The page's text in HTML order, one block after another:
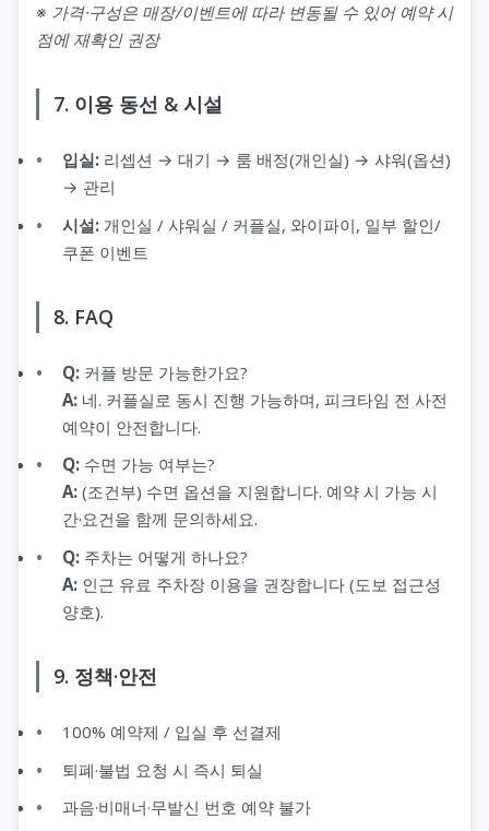
※ 가격·구성은 매장/이벤트에 따라 변동될 수 있어 예약 시
점에 재확인 권장
7. 이용 동선 & 시설
입실: 리셉션 → 대기 → 룸 배정(개인실) → 샤워(옵션)
→ 관리
시설: 개인실 / 샤워실 / 커플실, 와이파이, 일부 할인/
쿠폰 이벤트
8. FAQ
Q: 커플 방문 가능한가요?
A: 네. 커플실로 동시 진행 가능하며, 피크타임 전 사전
예약이 안전합니다.
Q: 수면 가능 여부는?
A: (조건부) 수면 옵션을 지원합니다. 예약 시 가능 시
간·요건을 함께 문의하세요.
Q: 주차는 어떻게 하나요?
A: 인근 유료 주차장 이용을 권장합니다 (도보 접근성
양호).
9. 정책·안전
100% 예약제 / 입실 후 선결제
퇴폐·불법 요청 시 즉시 퇴실
과음·비매너·무발신 번호 예약 불가